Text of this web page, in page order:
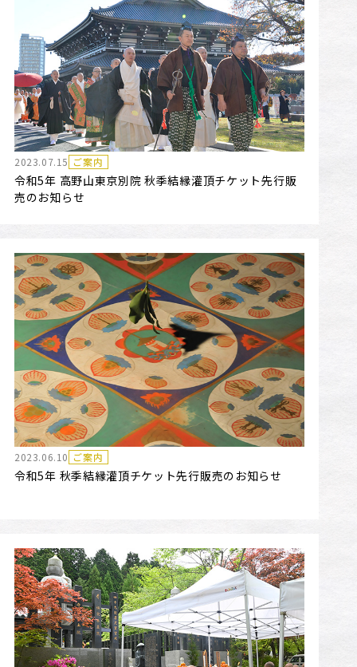
2023.07.15 ご案内
令和5年 高野山東京別院 秋季結縁灌頂チケット先行販
売のお知らせ
2023.06.10 ご案内
令和5年 秋季結縁灌頂チケット先行販売のお知らせ